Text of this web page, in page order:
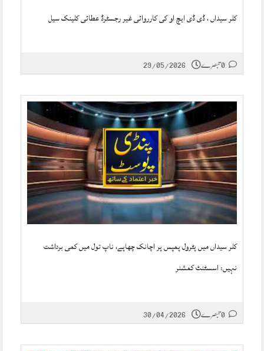
کلر سیداں ، ڈی ڈی ایچ او کی کارروائی غیر رجسٹرڈ عطائی کلینک سیل
29/05/2026
کلر سیداں میں پٹرول پمپس پر اچانک چھاپے، ناپ تول میں کمی برداشت
نہیں: اسسٹنٹ کمشنر
30/04/2026